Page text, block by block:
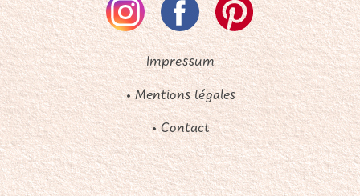
Impressum
• Mentions légales
• Contact